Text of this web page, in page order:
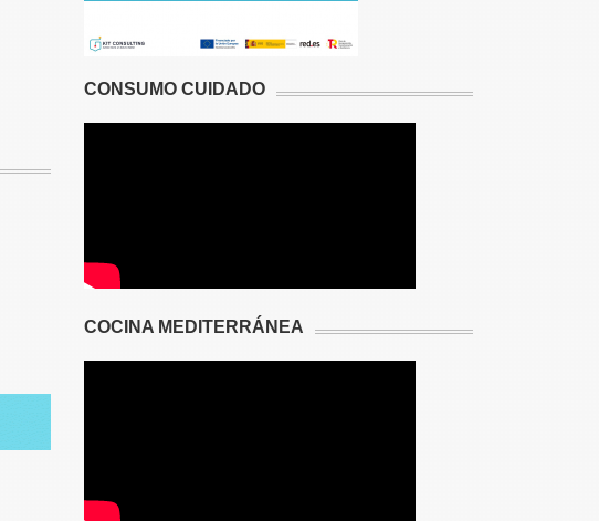
CONSUMO CUIDADO
COCINA MEDITERRÁNEA